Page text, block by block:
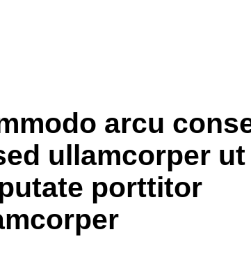
arcu
ullamcorper ut
porttitor